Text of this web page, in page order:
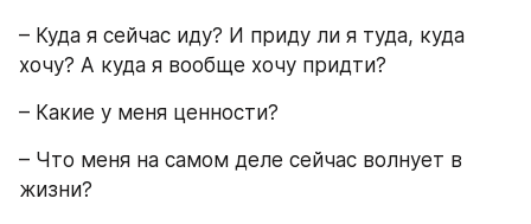
– Куда я сейчас иду? И приду ли я туда, куда
хочу? А куда я вообще хочу придти?
– Какие у меня ценности?
– Что меня на самом деле сейчас волнует в
жизни?